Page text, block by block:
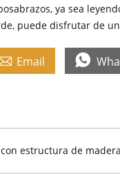
ya sea
puede disfrutar de
Email 
estructura de